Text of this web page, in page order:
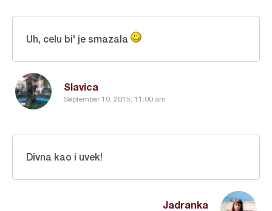
Slavica
September 10, 2015, 11:00 am
Uh, celu bi' je smazala
Jadranka
Divna kao i uvek!